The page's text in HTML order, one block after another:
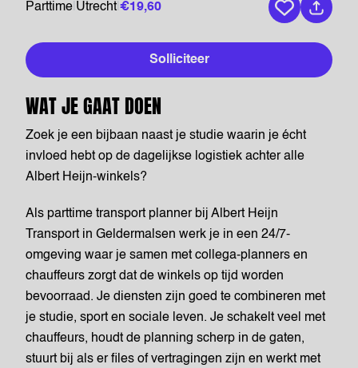
Parttime Utrecht €19,60
Bewaar
Solliciteer
WAT JE GAAT DOEN
Zoek je een bijbaan naast je studie waarin je écht
invloed hebt op de dagelijkse logistiek achter alle
Albert Heijn-winkels?
Als parttime transport planner bij Albert Heijn
Transport in Geldermalsen werk je in een 24/7-
omgeving waar je samen met collega-planners en
chauffeurs zorgt dat de winkels op tijd worden
bevoorraad. Je diensten zijn goed te combineren met
je studie, sport en sociale leven. Je schakelt veel met
chauffeurs, houdt de planning scherp in de gaten,
stuurt bij als er files of vertragingen zijn en werkt met